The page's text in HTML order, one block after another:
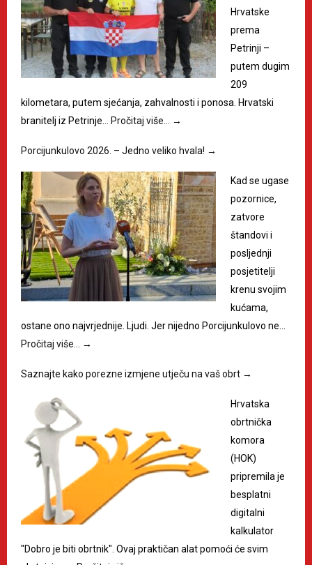
Hrvatske
prema
Petrinji –
putem dugim
209
kilometara, putem sjećanja, zahvalnosti i ponosa. Hrvatski
branitelj iz Petrinje… Pročitaj više… →
Porcijunkulovo 2026. – Jedno veliko hvala! →
Kad se ugase
pozornice,
zatvore
štandovi i
posljednji
posjetitelji
krenu svojim
kućama,
ostane ono najvrjednije. Ljudi. Jer nijedno Porcijunkulovo ne…
Pročitaj više…
→
Saznajte kako porezne izmjene utječu na vaš obrt →
Hrvatska
obrtnička
komora
(HOK)
pripremila je
besplatni
digitalni
kalkulator
"Dobro je biti obrtnik". Ovaj praktičan alat pomoći će svim